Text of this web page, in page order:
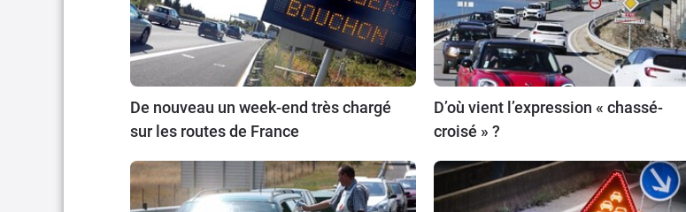
De nouveau un week-end très chargé
sur les routes de France
D’où vient l’expression « chassé-
croisé » ?